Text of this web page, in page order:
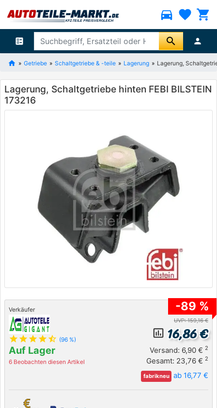
directions_car favorite shopping_cart
ballot search person
Getriebe Schaltgetriebe & -teile Lagerung Lagerung,
Lagerung, Schaltgetriebe hinten FEBI BILSTEIN
173216
Verkäufer
star star star star star_half (96 %)
Auf Lager
6 Beobachten diesen Artikel
-89 %
UVP: 159,16 €
insert_chart_outlined 16,86 €
Versand: 6,90 € 2
Gesamt: 23,76 € 2
fabrikneu ab 16,77 €